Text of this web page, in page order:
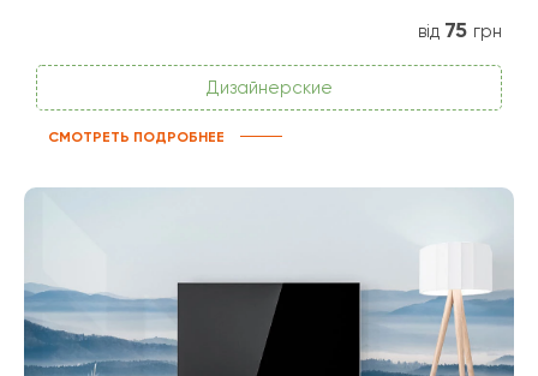
від 75 грн
Дизайнерские
СМОТРЕТЬ ПОДРОБНЕЕ